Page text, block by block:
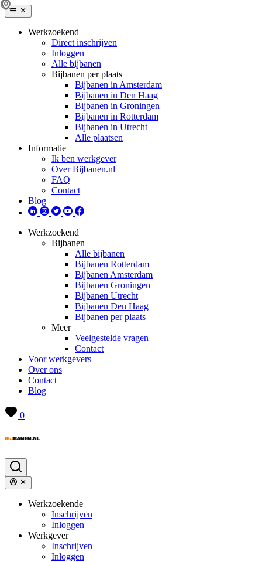
Werkzoekend
Direct inschrijven
Inloggen
Alle bijbanen
Bijbanen per plaats
Bijbanen in Amsterdam
Bijbanen in Den Haag
Bijbanen in Groningen
Bijbanen in Rotterdam
Bijbanen in Utrecht
Alle plaatsen
Informatie
Ik ben werkgever
Over Bijbanen.nl
FAQ
Contact
Blog
Werkzoekend
Bijbanen
Alle bijbanen
Bijbanen Rotterdam
Bijbanen Amsterdam
Bijbanen Groningen
Bijbanen Utrecht
Bijbanen Den Haag
Bijbanen per plaats
Meer
Veelgestelde vragen
Contact
Voor werkgevers
Over ons
Contact
Blog
0
Werkzoekende
Inschrijven
Inloggen
Werkgever
Inschrijven
Inloggen